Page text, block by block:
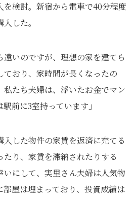
を検討。新宿から電車で40分程度
した。
遠いのですが、理想の家を建てら
おり、家時間が長くなったの
たち夫婦は、浮いたお金でマン
前に3室持っています」
した物件の家賃を返済に充てる
り、家賃を滞納されたりする
いにして、実里さん夫婦は人気物
部屋は埋まっており、投資成績は